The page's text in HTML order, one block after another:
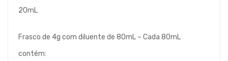
20mL
Frasco de 4g com diluente de 80mL – Cada 80mL
contém: